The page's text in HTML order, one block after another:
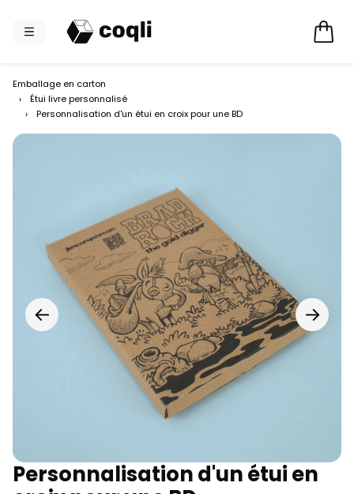
Emballage en carton
›
Étui livre personnalisé
›
Personnalisation d'un étui en croix pour une BD
← →
Personnalisation d'un étui en